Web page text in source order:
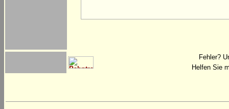
Fehler?
Helfen Sie